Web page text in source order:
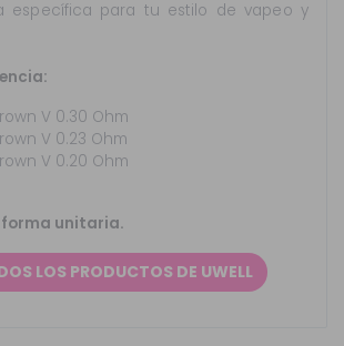
específica para tu estilo de vapeo y
V 0.30 Ohm
V 0.23 Ohm
V 0.20 Ohm
forma unitaria.
LOS PRODUCTOS DE UWELL